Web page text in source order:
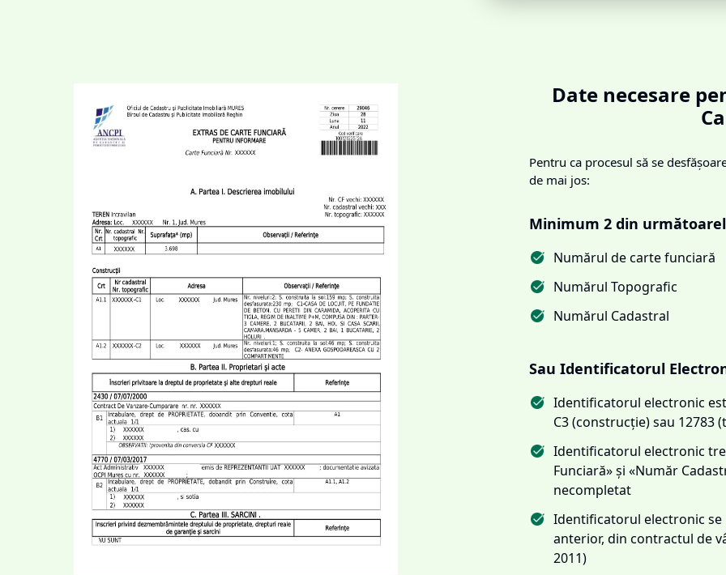
Date necesare
Pentru ca procesul să se
de mai jos:
Minimum 2 din
Numărul de carte funciară
Numărul Topografic
Numărul Cadastral
Sau Identificatorul
Identificatorul electronic
C3 (construcție) sau 12783
Identificatorul electronic
Funciară» și «Număr
necompletat
Identificatorul electronic
anterior, din contractul de
2011)